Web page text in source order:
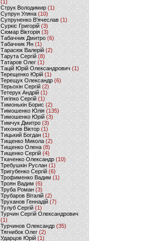
(1)
Струк Володимир (1)
Супрун Уляна (10)
Супруненко В'ячеслав (1)
Суркіс Григорій (3)
Сюмар Вікторія (3)
Табачник Дмитро (6)
Табачник Ян(1)
Тарасюк Валерій (2)
Тарута Сергій (8)
Татаров Олег(1)
Тацій Юрій Олександрович(1)
Терещенко Юрій(1)
Терещук Олександр(6)
Терьохін Сергій (2)
Тетерук Андрій (1)
Тигіпко Сергій(1)
Тимонькін Борис (2)
Тимошенко Юлія (135)
Тимошенко Юрій(3)
Тимчук Дмитро (3)
Тихонов Віктор (1)
Тицький Богдан (1)
Тищенко Микола (2)
Тищенко Олена (8)
Тищенко Сергій (4)
Ткаченко Олександр (10)
Требушкін Руслан (1)
Тригубенко Сергій(6)
Трофименко Вадим (1)
Троян Вадим (6)
Труба Роман(3)
Трубаров Віталій (2)
Труханов Геннадій (7)
Тулуб Сергій(1)
Турчин Сергій Олександрович
(1)
Турчинов Олександр(35)
Тягнибок Олег (2)
Ударцов Юрій (1)